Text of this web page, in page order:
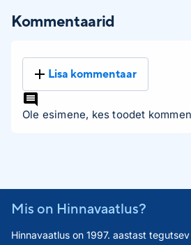
Kommentaarid
Lisa kommentaar
Ole esimene, kes toodet
Mis on Hinnavaatlus?
Hinnavaatlus on 1997. aastast